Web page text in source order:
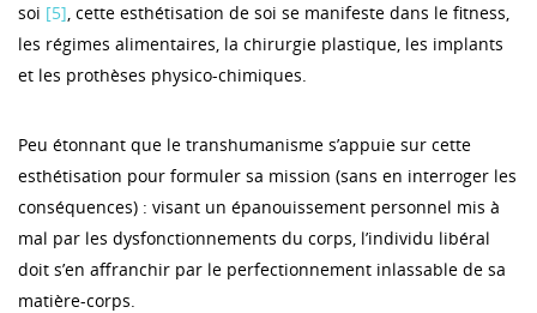
soi [5], cette esthétisation de soi se manifeste dans le fitness,
les régimes alimentaires, la chirurgie plastique, les implants
et les prothèses physico-chimiques.
Peu étonnant que le transhumanisme s’appuie sur cette
esthétisation pour formuler sa mission (sans en interroger les
conséquences) : visant un épanouissement personnel mis à
mal par les dysfonctionnements du corps, l’individu libéral
doit s’en affranchir par le perfectionnement inlassable de sa
matière-corps.